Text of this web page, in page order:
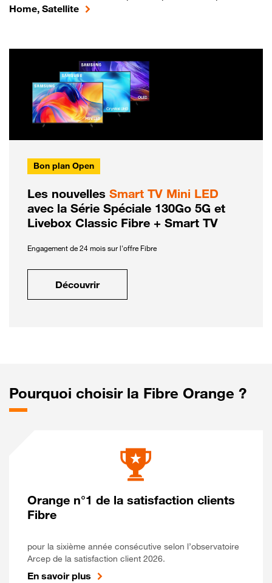
Home, Satellite
Bon plan Open
Les nouvelles Smart TV Mini LED
avec la Série Spéciale 130Go 5G et
Livebox Classic Fibre + Smart TV
Engagement de 24 mois sur l'offre Fibre
Découvrir
Pourquoi choisir la Fibre Orange ?
Orange n°1 de la satisfaction clients
Fibre
pour la sixième année consécutive selon l’observatoire
Arcep de la satisfaction client 2026.
En savoir plus